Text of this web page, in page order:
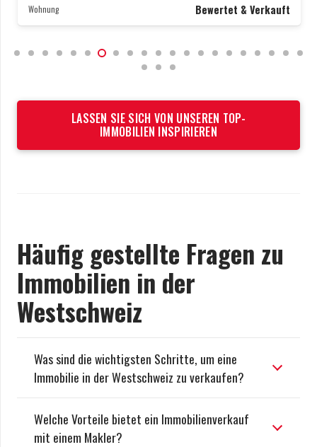
Wohnung Bewertet & Verkauft
LASSEN SIE SICH VON UNSEREN TOP-
IMMOBILIEN INSPIRIEREN
Häufig gestellte Fragen zu
Immobilien in der
Westschweiz
Was sind die wichtigsten Schritte, um eine
Immobilie in der Westschweiz zu verkaufen?
Welche Vorteile bietet ein Immobilienverkauf
mit einem Makler?